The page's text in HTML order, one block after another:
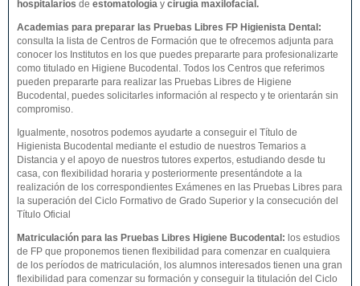
hospitalarios de estomatología y cirugía maxilofacial.
Academias para preparar las Pruebas Libres FP Higienista Dental:
consulta la lista de Centros de Formación que te ofrecemos adjunta para
conocer los Institutos en los que puedes prepararte para profesionalizarte
como titulado en Higiene Bucodental. Todos los Centros que referimos
pueden prepararte para realizar las Pruebas Libres de Higiene
Bucodental, puedes solicitarles información al respecto y te orientarán sin
compromiso.
Igualmente, nosotros podemos ayudarte a conseguir el Título de
Higienista Bucodental mediante el estudio de nuestros Temarios a
Distancia y el apoyo de nuestros tutores expertos, estudiando desde tu
casa, con flexibilidad horaria y posteriormente presentándote a la
realización de los correspondientes Exámenes en las Pruebas Libres para
la superación del Ciclo Formativo de Grado Superior y la consecución del
Título Oficial
Matriculación para las Pruebas Libres Higiene Bucodental : los estudios
de FP que proponemos tienen flexibilidad para comenzar en cualquiera
de los períodos de matriculación, los alumnos interesados tienen una gran
flexibilidad para comenzar su formación y conseguir la titulación del Ciclo